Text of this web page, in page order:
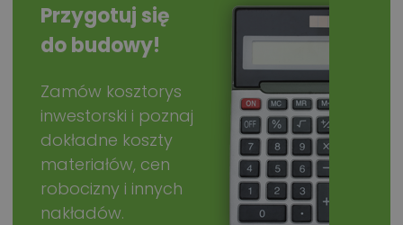
W głębi parteru znajduje się dodatkowy pokój o
powierzchni ponad 12 m². Jego lokalizacja obok
łazienki daje dużą swobodę wykorzystania.
Pomieszczenie może pełnić funkcję gabinetu do
pracy zdalnej, pokoju gościnnego albo sypialni
przeznaczonej dla domownika, który chciałby
korzystać wyłącznie z parteru. Dzięki temu dom łatwiej
dostosować do zmieniających się potrzeb rodziny.
Przygotuj się
do budowy!
Zamów kosztorys
inwestorski i poznaj
dokładne koszty
materiałów, cen
robocizny i innych
nakładów.